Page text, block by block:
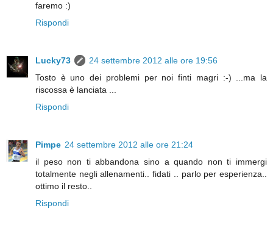
faremo :)
Rispondi
Lucky73
24 settembre 2012 alle ore 19:56
Tosto è uno dei problemi per noi finti magri :-) ...ma la
riscossa è lanciata ...
Rispondi
Pimpe 24 settembre 2012 alle ore 21:24
il peso non ti abbandona sino a quando non ti immergi
totalmente negli allenamenti.. fidati .. parlo per esperienza..
ottimo il resto..
Rispondi